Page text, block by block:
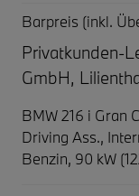
Barpreis (inkl.
Privatkunden-
GmbH,
BMW 216 i Gran
Driving Ass.,
Benzin, 90 kW